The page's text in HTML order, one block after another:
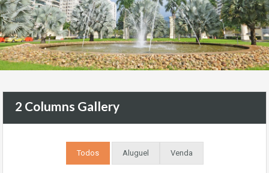
2 Columns Gallery
Todos Aluguel Venda